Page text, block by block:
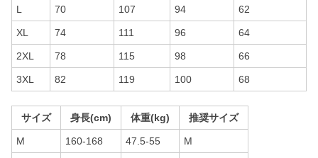
L 70 107 94 62
XL 74 111 96 64
2XL 78 115 98 66
3XL 82 119 100 68
サイズ 身長(cm) 体重(kg) 推奨サイズ
M 160-168 47.5-55 M